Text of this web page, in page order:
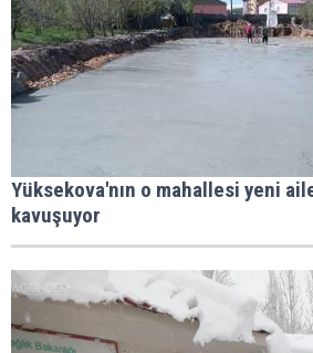
Yüksekova'nın o mahallesi yeni
kavuşuyor